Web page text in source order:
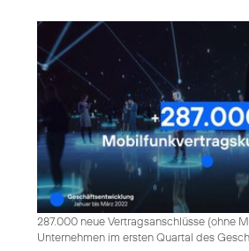
287.000 neue Vertragsanschlüsse (ohne
Unternehmen im ersten Quartal des